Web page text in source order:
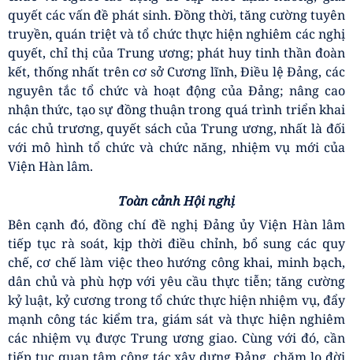
Đề cập nhiệm vụ của Hội nghị, các đại biểu phát biểu ý
kiến với tinh thần trách nhiệm cao, tập trung nghiên
cứu, thảo luận sâu các giải pháp nâng cao chất lượng
nghiên cứu khoa học và tư vấn chính sách; hoàn thiện
mô hình tổ chức, phát triển đội ngũ cán bộ, đẩy mạnh
chuyển đổi số, nâng cao chất lượng công tác xây dựng
Đảng, thực hiện nghiêm các kết luận của Trung ương và
chuẩn bị tốt các nhiệm vụ chính trị của năm 2027.
Phát biểu chỉ đạo tại Hội nghị, đồng chí Đỗ Việt Hà ghi
nhận và đánh giá cao tinh thần trách nhiệm, ý thức xây
dựng Đảng của Đảng ủy và các Cấp ủy trực thuộc Viện
Hàn lâm; biểu dương sự nỗ lực cùng những kết quả
Đảng bộ Viện Hàn lâm đã đạt được trong 6 tháng đầu
năm 2026, đặc biệt là việc tập trung lãnh đạo, chỉ đạo
hoàn thành các nhiệm vụ chính trị, chủ động tháo gỡ
khó khăn, giải quyết dứt điểm nhiều tồn đọng kéo dài,
qua đó tạo chuyển biến tích cực trong hoạt động của
toàn Đảng bộ.